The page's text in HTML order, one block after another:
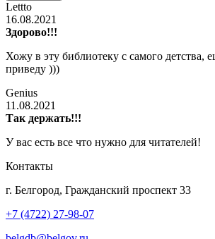
Lettto
16.08.2021
Здорово!!!
Хожу в эту библиотеку с самого детства,
приведу )))
Genius
11.08.2021
Так держать!!!
У вас есть все что нужно для читателей!
Контакты
г. Белгород, Гражданский проспект 33
+7 (4722) 27-98-07